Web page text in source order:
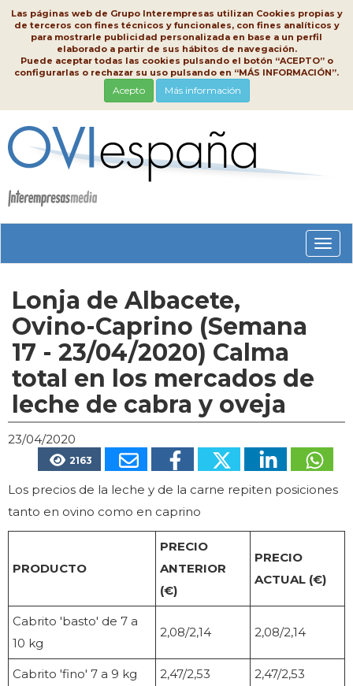
Las páginas web de Grupo Interempresas utilizan Cookies propias y
de terceros con fines técnicos y funcionales, con fines analíticos y
para mostrarle publicidad personalizada en base a un perfil
elaborado a partir de sus hábitos de navegación.
Puede aceptar todas las cookies pulsando el botón “ACEPTO” o
configurarlas o rechazar su uso pulsando en “MÁS INFORMACIÓN”.
Acepto Más información
Lonja de Albacete,
Ovino-Caprino (Semana
17 - 23/04/2020) Calma
total en los mercados de
leche de cabra y oveja
23/04/2020
2163
Los precios de la leche y de la carne repiten posiciones
tanto en ovino como en caprino
PRODUCTO
PRECIO
ANTERIOR
(€)
PRECIO
ACTUAL (€)
Cabrito 'basto' de 7 a
10 kg
2,08/2,14 2,08/2,14
Cabrito 'fino' 7 a 9 kg 2,47/2,53 2,47/2,53